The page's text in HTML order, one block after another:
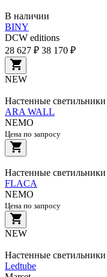
В наличии
BINY
DCW editions
28 627 ₽ 38 170 ₽
NEW
Настенные светильники
ARA WALL
NEMO
Цена по запросу
Настенные светильники
FLACA
NEMO
Цена по запросу
NEW
Настенные светильники
Ledtube